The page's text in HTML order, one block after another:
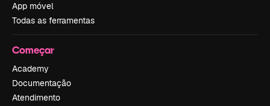
App móvel
Todas as ferramentas
Começar
Academy
Documentação
Atendimento